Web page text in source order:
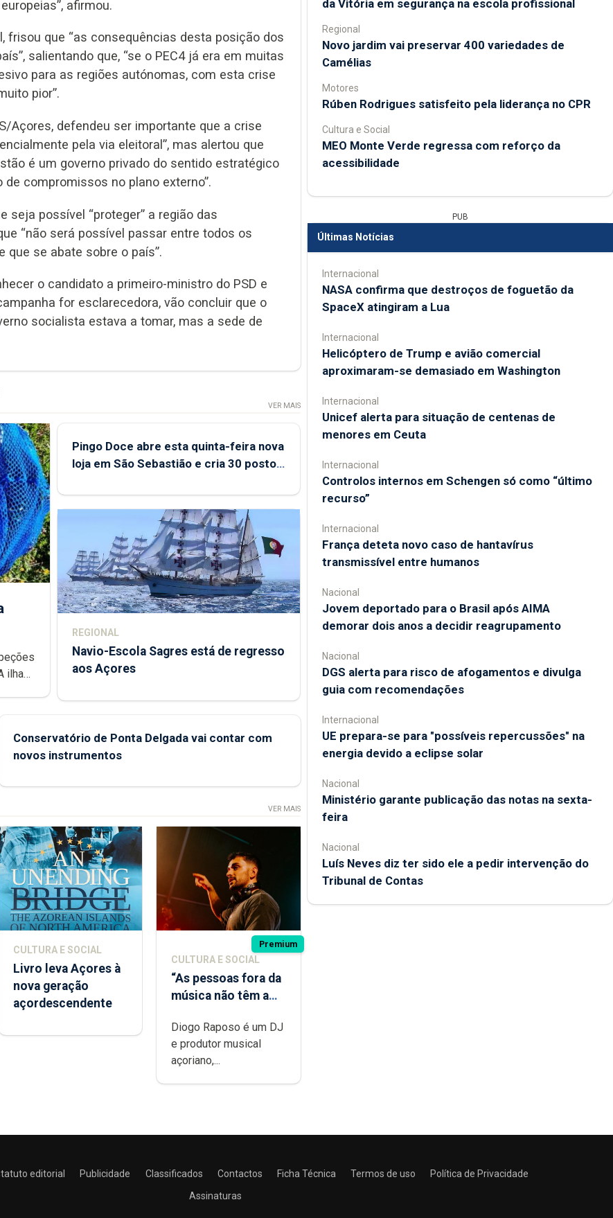
afirmou.
frisou que “as consequências desta posição dos
salientando que, “se o PEC4 já era em muitas
para as regiões autónomas, com esta crise
pior”.
Açores, defendeu ser importante que a crise
pela via eleitoral”, mas alertou que
é um governo privado do sentido estratégico
compromissos no plano externo”.
seja possível “proteger” a região das
“não será possível passar entre todos os
que se abate sobre o país”.
o candidato a primeiro-ministro do PSD e
for esclarecedora, vão concluir que o
socialista estava a tomar, mas a sede de
VER MAIS
Pingo Doce abre esta quinta-feira nova
loja em São Sebastião e cria 30 postos
REGIONAL
Navio-Escola Sagres está de regresso
aos Açores
Conservatório de Ponta Delgada vai contar com
novos instrumentos
VER MAIS
CULTURA E SOCIAL
Livro leva Açores à
nova geração
açordescendente
Premium
CULTURA E SOCIAL
“As pessoas fora da
música não têm a
difícil é produzir
uma música”
Diogo Raposo é um DJ
e produtor musical
açoriano,...
da Vitória em segurança na escola profissional
Regional
Novo jardim vai preservar 400 variedades de
Camélias
Motores
Rúben Rodrigues satisfeito pela liderança no CPR
Cultura e Social
MEO Monte Verde regressa com reforço da
acessibilidade
PUB
Últimas Notícias
Internacional
NASA confirma que destroços de foguetão da
SpaceX atingiram a Lua
Internacional
Helicóptero de Trump e avião comercial
aproximaram-se demasiado em Washington
Internacional
Unicef alerta para situação de centenas de
menores em Ceuta
Internacional
Controlos internos em Schengen só como “último
recurso”
Internacional
França deteta novo caso de hantavírus
transmissível entre humanos
Nacional
Jovem deportado para o Brasil após AIMA
demorar dois anos a decidir reagrupamento
Nacional
DGS alerta para risco de afogamentos e divulga
guia com recomendações
Internacional
UE prepara-se para "possíveis repercussões" na
energia devido a eclipse solar
Nacional
Ministério garante publicação das notas na sexta-
feira
Nacional
Luís Neves diz ter sido ele a pedir intervenção do
Tribunal de Contas
editorial Publicidade Classificados Contactos Ficha Técnica Termos de uso
Política de Privacidade
Assinaturas